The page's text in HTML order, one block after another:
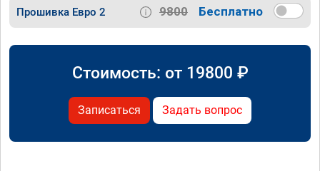
Прошивка Евро 2 9800 Бесплатно
Стоимость: от 19800 ₽
Записаться Задать вопрос